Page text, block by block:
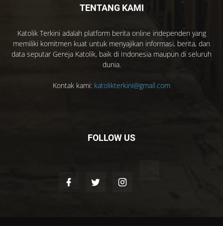
TENTANG KAMI
Katolik Terkini adalah platform berita online independen yang
memiliki komitmen kuat untuk menyajikan informasi, berita, dan
data seputar Gereja Katolik, baik di Indonesia maupun di seluruh
dunia.
Kontak kami: katolikterkini@gmail.com
FOLLOW US